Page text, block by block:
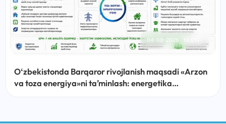
04-08-2026 10,011
Oʻzbekistonda Barqaror rivojlanish maqsadi «Arzon
va toza energiya»ni taʼminlash: energetika